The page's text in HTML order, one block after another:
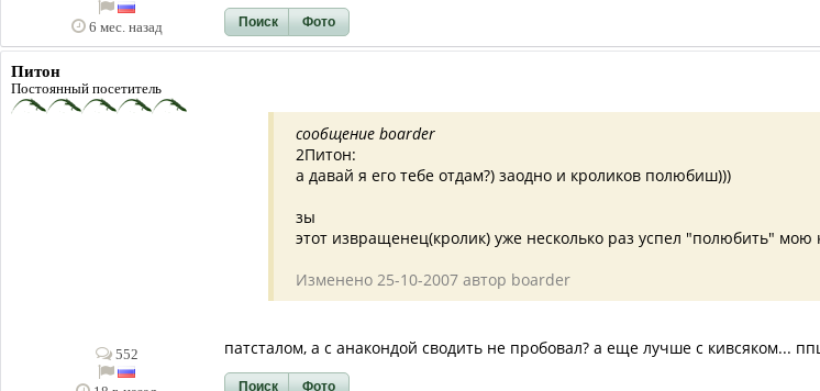
6 мес. назад Поиск Фото
Питон
Постоянный посетитель
552
сообщение boarder
2Питон:
а давай я его тебе отдам?) заодно и кроликов полюбиш)))
зы
этот извращенец(кролик) уже несколько раз успел "полюбить" мою
Изменено 25-10-2007 автор boarder
патсталом, а с анакондой сводить не пробовал? а еще лучше с кивсяком...
Поиск Фото